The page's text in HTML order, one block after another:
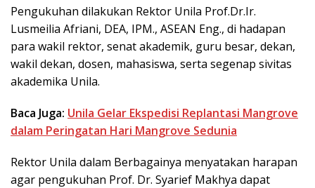
Pengukuhan dilakukan Rektor Unila Prof.Dr.Ir.
Lusmeilia Afriani, DEA, IPM., ASEAN Eng., di hadapan
para wakil rektor, senat akademik, guru besar, dekan,
wakil dekan, dosen, mahasiswa, serta segenap sivitas
akademika Unila.
Baca Juga: Unila Gelar Ekspedisi Replantasi Mangrove
dalam Peringatan Hari Mangrove Sedunia
Rektor Unila dalam Berbagainya menyatakan harapan
agar pengukuhan Prof. Dr. Syarief Makhya dapat